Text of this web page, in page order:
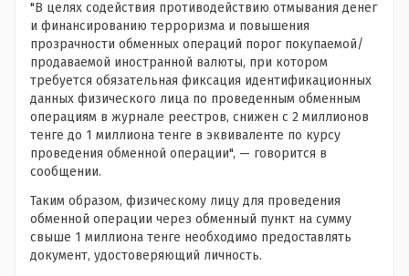
"В целях содействия противодействию отмывания денег
и финансированию терроризма и повышения
прозрачности обменных операций порог покупаемой/
продаваемой иностранной валюты, при котором
требуется обязательная фиксация идентификационных
данных физического лица по проведенным обменным
операциям в журнале реестров, снижен с 2 миллионов
тенге до 1 миллиона тенге в эквиваленте по курсу
проведения обменной операции", — говорится в
сообщении.
Таким образом, физическому лицу для проведения
обменной операции через обменный пункт на сумму
свыше 1 миллиона тенге необходимо предоставлять
документ, удостоверяющий личность.